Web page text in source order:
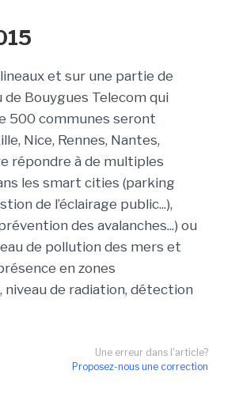
et sur une partie de
de Bouygues Telecom qui
500 communes seront
Nice, Rennes, Nantes,
répondre à de multiples
les smart cities (parking
de l’éclairage public...),
des avalanches...) ou
de pollution des mers et
en zones
de radiation, détection
Une erreur dans l'article?
Proposez-nous une correction